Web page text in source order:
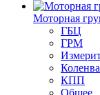
Моторная
ГБЦ
ГРМ
КПП
Общее